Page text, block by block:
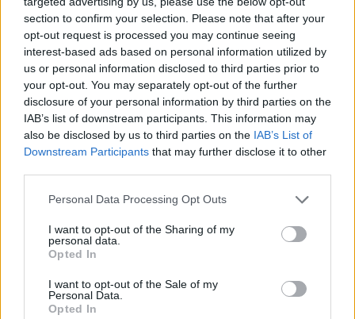
section to confirm your selection. Please note that after your
opt-out request is processed you may continue seeing
interest-based ads based on personal information utilized by
us or personal information disclosed to third parties prior to
your opt-out. You may separately opt-out of the further
disclosure of your personal information by third parties on the
IAB’s list of downstream participants. This information may
also be disclosed by us to third parties on the IAB’s List of
Downstream Participants that may further disclose it to other
Personal Data Processing Opt Outs
I want to opt-out of the Sharing of my
personal data.
Opted In
I want to opt-out of the Sale of my
Personal Data.
Opted In
Άρτα Διάφορα εγκύου θάνατό
Θρίλερ
καταστράφηκαν
με Νέο ότι…..
πληροφορίες
στην
Τα… της τον